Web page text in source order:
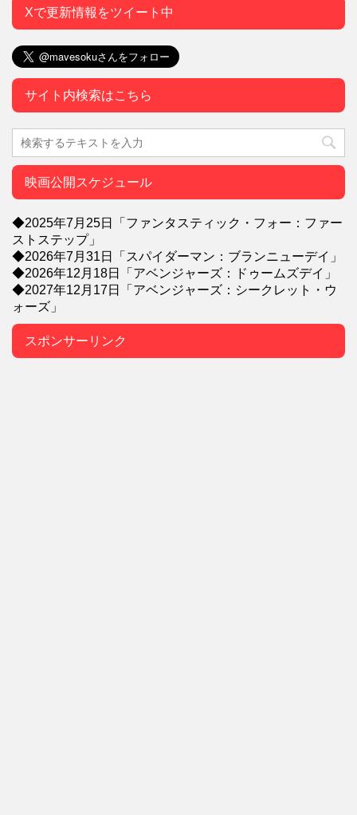
Xで更新情報をツイート中
サイト内検索はこちら
映画公開スケジュール
◆2025年7月25日「ファンタスティック・フォー：ファー
ストステップ」
◆2026年7月31日「スパイダーマン：ブランニューデイ」
◆2026年12月18日「アベンジャーズ：ドゥームズデイ」
◆2027年12月17日「アベンジャーズ：シークレット・ウ
ォーズ」
スポンサーリンク